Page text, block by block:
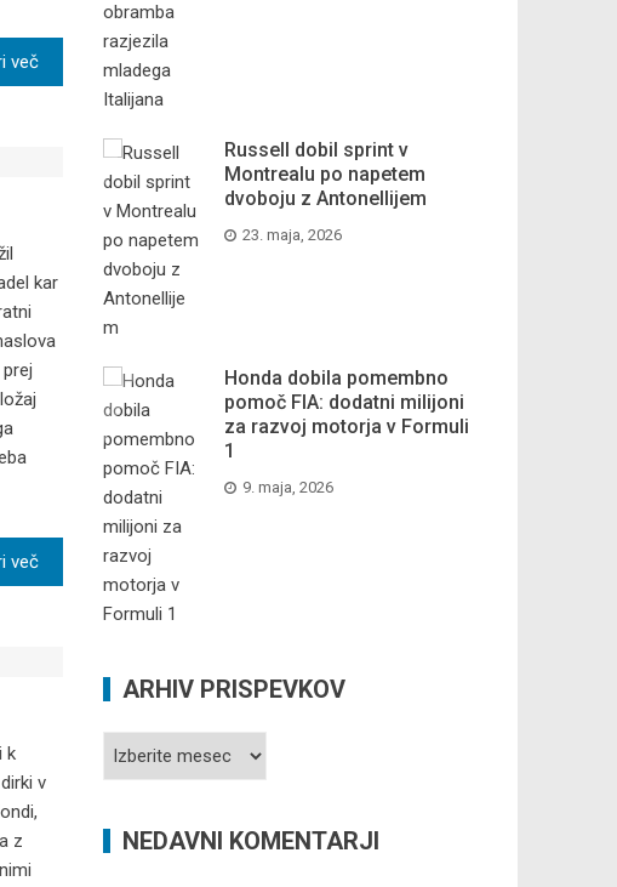
več
kar
več
k
v
z
Russell dobil sprint v
Montrealu po napetem
dvoboju z Antonellijem
23. maja, 2026
Honda dobila pomembno
pomoč FIA: dodatni milijoni
za razvoj motorja v Formuli
1
9. maja, 2026
ARHIV PRISPEVKOV
Arhiv
NEDAVNI KOMENTARJI